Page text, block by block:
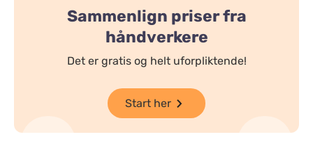
Sammenlign priser fra
håndverkere
Det er gratis og helt uforpliktende!
Start her